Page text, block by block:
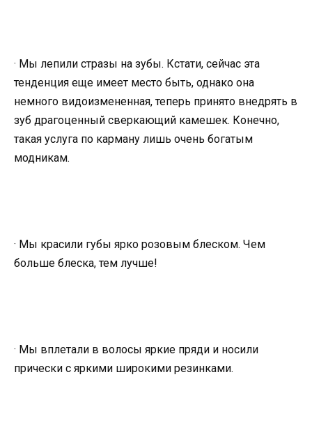
· Мы лепили стразы на зубы. Кстати, сейчас эта
тенденция еще имеет место быть, однако она
немного видоизмененная, теперь принято внедрять в
зуб драгоценный сверкающий камешек. Конечно,
такая услуга по карману лишь очень богатым
модникам.
· Мы красили губы ярко розовым блеском. Чем
больше блеска, тем лучше!
· Мы вплетали в волосы яркие пряди и носили
прически с яркими широкими резинками.